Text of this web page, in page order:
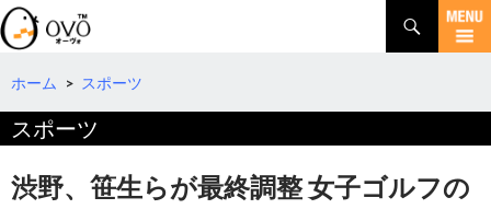
検
索
コ
テ
へ
移
動
ホーム > スポーツ
スポーツ
渋野、笹生らが最終調整 女子ゴルフの